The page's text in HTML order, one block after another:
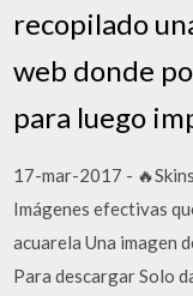
recopilado
web donde
para luego
17-mar-2017 -
Imágenes efectivas
acuarela Una imagen
Para descargar Solo